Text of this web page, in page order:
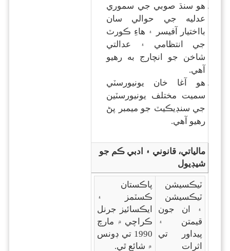
هو سنڌ صوبي جي سموري
عدليه جي حوالي سان
بااختيار آفيسر ۽ هاءِ ڪورٽ
جي انتظامي ۽ عدالتي
شاخن جو انچارج به رهيو
آهي.
هو آغا خان يونيورسٽي
سميت مختلف يونيورسٽين
جي سنڊيڪيٽ جو ميمبر پڻ
رهيو آهي.
مالياتي، قانوني ۽ ادبي ڪم جو
شيڊيول
ٽيڪسيشن
ٽيڪسيشن
۽ ان جون
قيمتن ۽
پيداور تي
اثرات
پاڪستان
ڪسٽمز ۽
ايڪسائيز جرنل
ڪراچي ۾ مارچ
1990 تي ڊونس
۾ شائع ٿي.